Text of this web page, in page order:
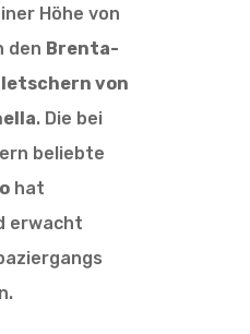
Höhe von
den Brenta-
von
. Die bei
beliebte
hat
erwacht